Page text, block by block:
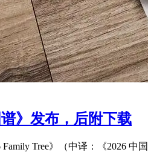
》发布，后附下载
Tree》（中译：《2026